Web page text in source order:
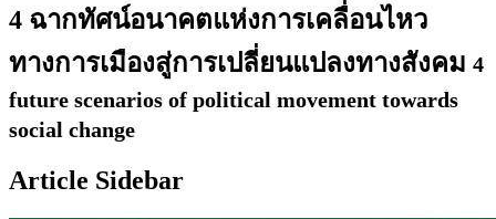
4 ฉากทัศน์อนาคตแห่งการเคลื่อนไหว
ทางการเมืองสู่การเปลี่ยนแปลงทางสังคม 4
future scenarios of political movement towards
social change
Article Sidebar